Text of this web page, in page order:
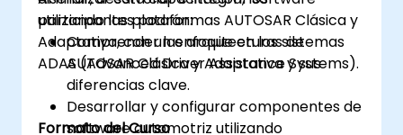
utilizando las plataformas AUTOSAR Clásica y
Adaptativa, con un enfoque en los sistemas
ADAS (Advanced Driver Assistance Systems).
participantes podrán:
Comprender las arquitecturas de
AUTOSAR Clásica y Adaptativa y sus
diferencias clave.
Desarrollar y configurar componentes de
software automotriz utilizando
Formato del Curso